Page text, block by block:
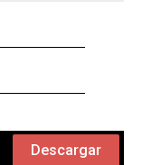
Descargar